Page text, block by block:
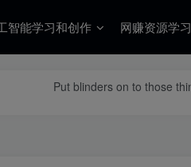
智能学习和创作 网赚资源学习
Put blinders on to those